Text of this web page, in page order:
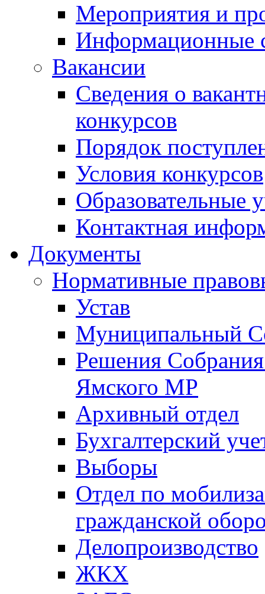
Мероприятия и
Информационные
Вакансии
Сведения о
конкурсов
Порядок
Условия конкурсов
Образовательные
Контактная
Документы
Нормативные
Устав
Муниципальный
Решения
Ямского МР
Архивный отдел
Бухгалтерский
Выборы
Отдел по
гражданской
Делопроизводство
ЖКХ